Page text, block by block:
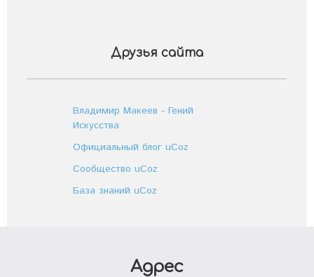
Друзья сайта
Владимир Макеев - Гений
Искусства
Официальный блог uCoz
Сообщество uCoz
База знаний uCoz
Адрес